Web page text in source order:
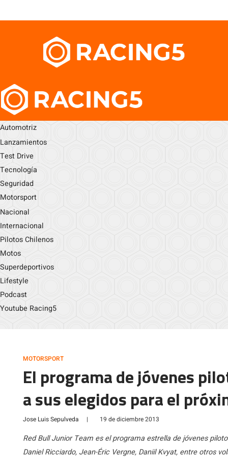
Automotriz
Lanzamientos
Test Drive
Tecnología
Seguridad
Motorsport
Nacional
Internacional
Pilotos Chilenos
Motos
Superdeportivos
Lifestyle
Podcast
Youtube Racing5
MOTORSPORT
El programa de jóvenes
a sus elegidos para el
Jose Luis Sepulveda | 19 de diciembre 2013
Red Bull Junior Team es el programa estrella de jóvenes
Daniel Ricciardo, Jean-Éric Vergne, Daniil Kvyat, entre otros